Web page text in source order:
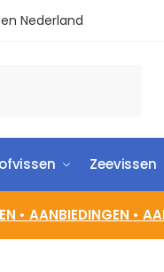
Nederland
Zeevissen
• AANBIEDINGEN •